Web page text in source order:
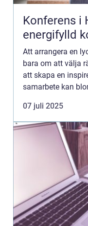
Konferens i
energifylld
Att arrangera en
bara om att välja
att skapa en
samarbete kan
07 juli 2025